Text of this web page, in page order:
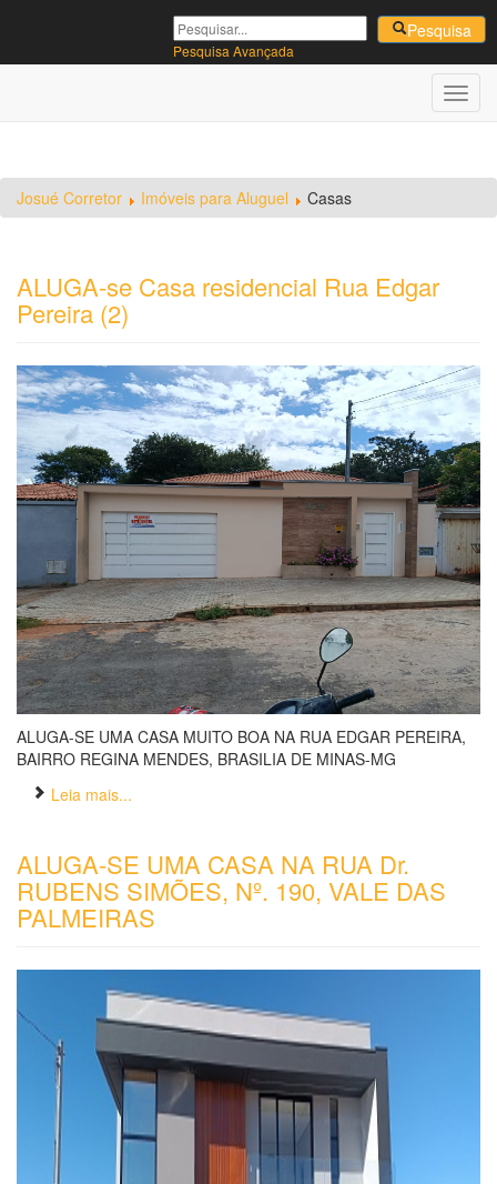
Pesquisa
Pesquisa Avançada
Josué Corretor Imóveis para Aluguel Casas
ALUGA-se Casa residencial Rua Edgar
Pereira (2)
ALUGA-SE UMA CASA MUITO BOA NA RUA EDGAR PEREIRA,
BAIRRO REGINA MENDES, BRASILIA DE MINAS-MG
Leia mais...
ALUGA-SE UMA CASA NA RUA Dr.
RUBENS SIMÕES, Nº. 190, VALE DAS
PALMEIRAS